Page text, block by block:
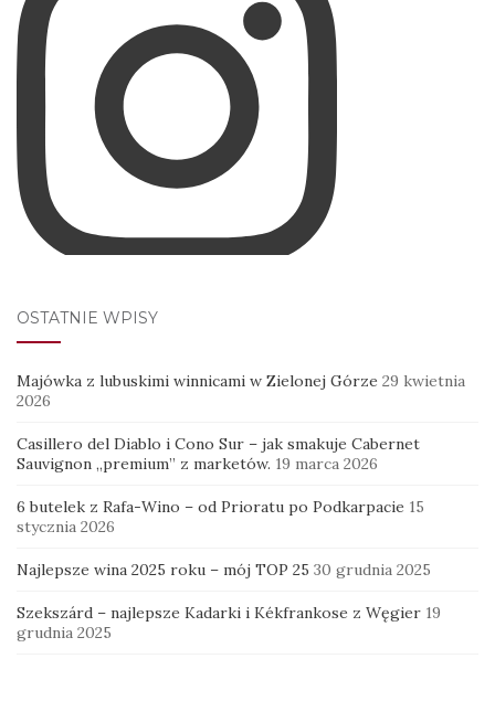
zdegustowany
7 lat temu pisałem o @gerhardwohlmuth
"Bez wątpien
OSTATNIE WPISY
Majówka z lubuskimi winnicami w Zielonej Górze 29 kwietnia
2026
Casillero del Diablo i Cono Sur – jak smakuje Cabernet
Sauvignon „premium” z marketów. 19 marca 2026
6 butelek z Rafa-Wino – od Prioratu po Podkarpacie 15
stycznia 2026
Najlepsze wina 2025 roku – mój TOP 25 30 grudnia 2025
Szekszárd – najlepsze Kadarki i Kékfrankose z Węgier 19
grudnia 2025